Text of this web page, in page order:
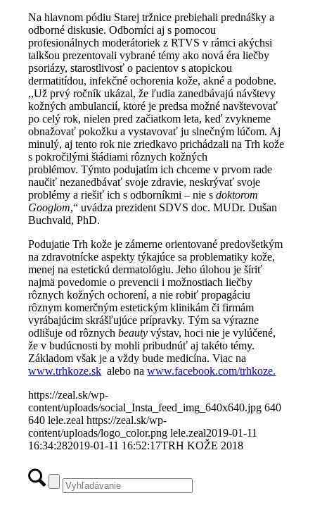
Na hlavnom pódiu Starej tržnice prebiehali prednášky a
odborné diskusie. Odborníci aj s pomocou
profesionálnych moderátoriek z RTVS v rámci akýchsi
talkšou prezentovali vybrané témy ako nová éra liečby
psoriázy, starostlivosť o pacientov s atopickou
dermatitídou, infekčné ochorenia kože, akné a podobne.
,,Už prvý ročník ukázal, že ľudia zanedbávajú návštevy
kožných ambulancií, ktoré je predsa možné navštevovať
po celý rok, nielen pred začiatkom leta, keď zvykneme
obnažovať pokožku a vystavovať ju slnečným lúčom. Aj
minulý, aj tento rok nie zriedkavo prichádzali na Trh kože
s pokročilými štádiami rôznych kožných
problémov. Týmto podujatím ich chceme v prvom rade
naučiť nezanedbávať svoje zdravie, neskrývať svoje
problémy a riešiť ich s odborníkmi – nie sdoktorom
Googlom,“ uvádza prezident SDVS doc. MUDr. Dušan
Buchvald, PhD.
Podujatie Trh kože je zámerne orientované predovšetkým
na zdravotnícke aspekty týkajúce sa problematiky kože,
menej na estetickú dermatológiu. Jeho úlohou je šíriť
najmä povedomie o prevencii i možnostiach liečby
rôznych kožných ochorení, a nie robiť propagáciu
rôznym komerčným estetickým klinikám či firmám
vyrábajúcim skrášľujúce prípravky. Tým sa výrazne
odlišuje od rôznychbeautyvýstav, hoci nie je vylúčené,
že v budúcnosti by mohli pribudnúť aj takéto témy.
Základom však je a vždy bude medicína. Viac na
www.trhkoze.sk alebo nawww.facebook.com/trhkoze.
https://zeal.sk/wp-
content/uploads/social_Insta_feed_img_640x640.jpg 640
640 lele.zeal https://zeal.sk/wp-
content/uploads/logo_color.png lele.zeal2019-01-11
16:34:282019-01-11 16:52:17TRH KOŽE 2018